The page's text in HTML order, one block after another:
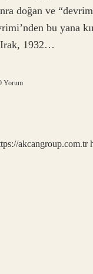
doğan ve
bu yana
1932…
Yorum
akcangroup.com.tr